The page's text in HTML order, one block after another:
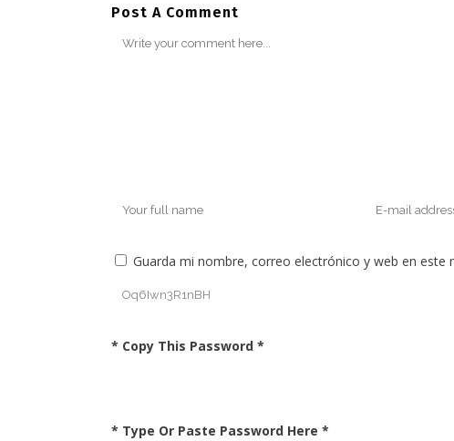
Post A Comment
Guarda mi nombre, correo electrónico y web en este
* Copy This Password *
* Type Or Paste Password Here *